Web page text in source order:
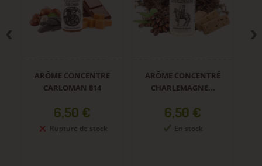
ARÔME CONCENTRE
CARLOMAN 814
Prix
6,50 €
Rupture de stock
ARÔME CONCENTRÉ
CHARLEMAGNE...
Prix
6,50 €
En stock